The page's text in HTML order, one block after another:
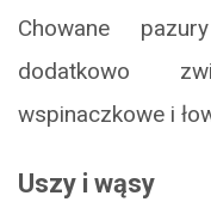
Chowane
dodatkowo
wspinaczkowe i
Uszy i wąsy